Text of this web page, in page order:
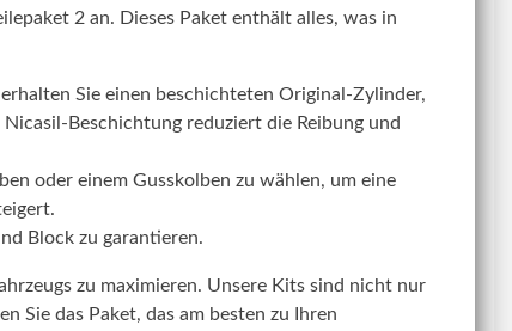
2 an. Dieses Paket enthält alles, was in
Sie einen beschichteten Original-Zylinder,
Beschichtung reduziert die Reibung und
oder einem Gusskolben zu wählen, um eine
Block zu garantieren.
zu maximieren. Unsere Kits sind nicht nur
Sie das Paket, das am besten zu Ihren